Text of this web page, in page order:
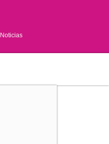
Noticias